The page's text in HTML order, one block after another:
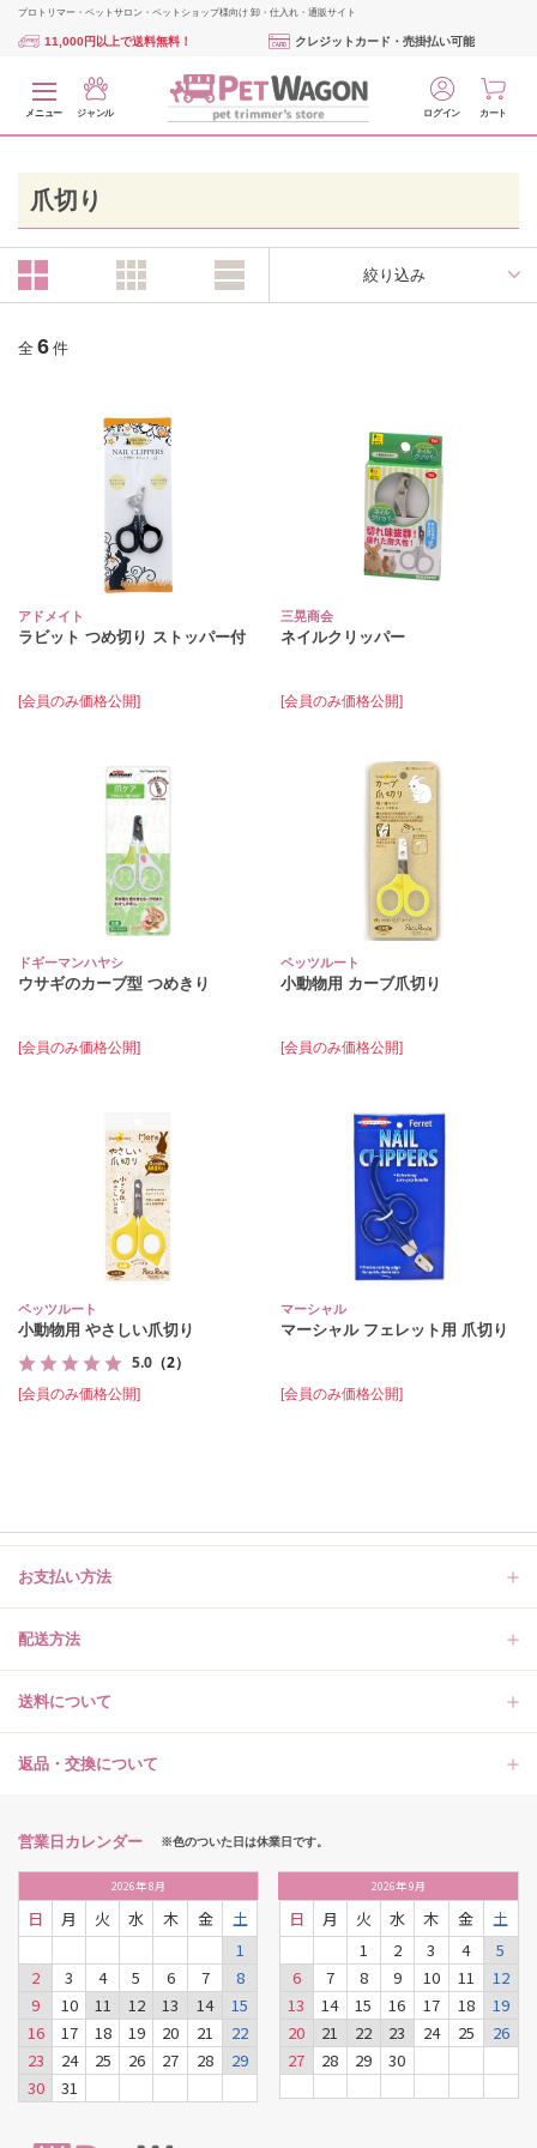
プロトリマー・ペットサロン・ペットショップ様向け 卸・仕入れ・通販サイト
11,000円以上で送料無料！ クレジットカード・売掛払い可能
メニュー ジャンル ログイン カート
爪切り
絞り込み
全 6 件
アドメイト
ラビット つめ切り ストッパー付
[会員のみ価格公開]
三晃商会
ネイルクリッパー
[会員のみ価格公開]
ドギーマンハヤシ
ウサギのカーブ型 つめきり
[会員のみ価格公開]
ペッツルート
小動物用 カーブ爪切り
[会員のみ価格公開]
ペッツルート
小動物用 やさしい爪切り
5.0 （2）
[会員のみ価格公開]
マーシャル
マーシャル フェレット用 爪切り
[会員のみ価格公開]
お支払い方法
配送方法
送料について
返品・交換について
営業日カレンダー ※色のついた日は休業日です。
2026年8月
日 月 火 水 木 金
土
1
2
3 4 5 6 7
8
9
10 11 12 13 14
15
16
17 18 19 20 21
22
23
24 25 26 27 28
29
30
31
2026年9月
日 月 火 水 木 金
土
1
2 3 4
5
6
7 8 9 10 11
12
13
14 15 16 17 18
19
20
21 22 23 24 25
26
27
28 29 30